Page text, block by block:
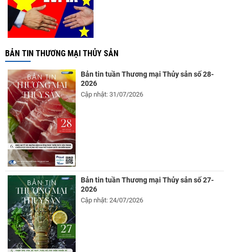
BẢN TIN THƯƠNG MẠI THỦY SẢN
Bản tin tuần Thương mại Thủy sản số 28-
2026
Cập nhật: 31/07/2026
Bản tin tuần Thương mại Thủy sản số 27-
2026
Cập nhật: 24/07/2026